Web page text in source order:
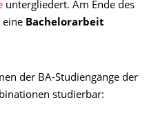
untergliedert. Am Ende des
eine Bachelorarbeit
der BA-Studiengänge der
studierbar: